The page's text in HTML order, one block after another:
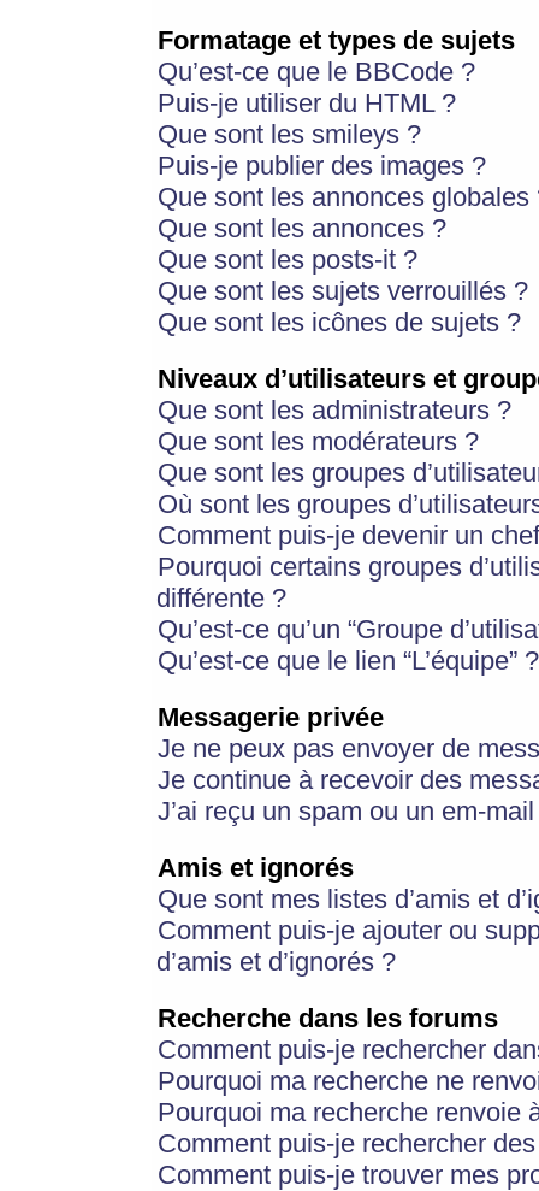
Formatage et types de sujets
Qu’est-ce que le BBCode ?
Puis-je utiliser du HTML ?
Que sont les smileys ?
Puis-je publier des images ?
Que sont les annonces globales
Que sont les annonces ?
Que sont les posts-it ?
Que sont les sujets verrouillés ?
Que sont les icônes de sujets ?
Niveaux d’utilisateurs et
Que sont les administrateurs ?
Que sont les modérateurs ?
Que sont les groupes
Où sont les groupes
Comment puis-je devenir un
Pourquoi certains groupes
différente ?
Qu’est-ce qu’un “Groupe
Qu’est-ce que le lien “L’équipe” ?
Messagerie privée
Je ne peux pas envoyer de
Je continue à recevoir des
J’ai reçu un spam ou un em-
Amis et ignorés
Que sont mes listes d’amis et
Comment puis-je ajouter ou
d’amis et d’ignorés ?
Recherche dans les forums
Comment puis-je rechercher
Pourquoi ma recherche ne
Pourquoi ma recherche renvoie
Comment puis-je rechercher
Comment puis-je trouver mes